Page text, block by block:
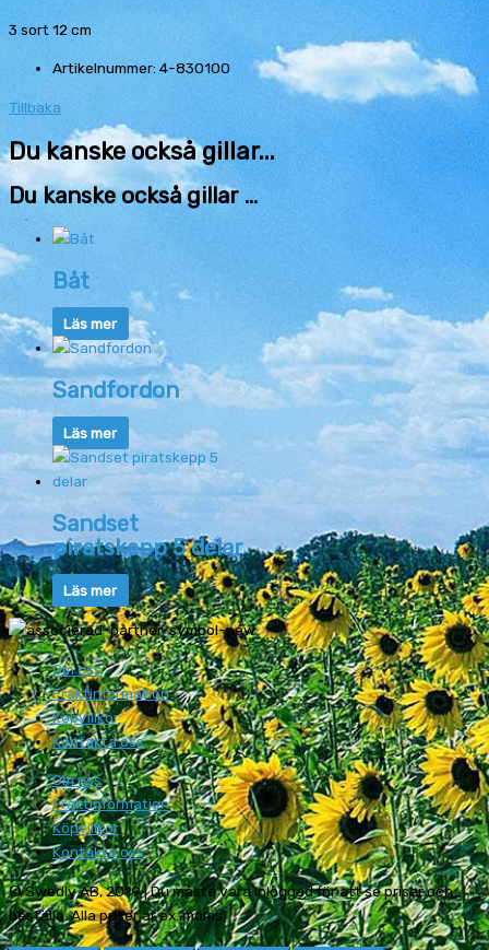
3 sort 12 cm
Artikelnummer: 4-830100
Tillbaka
Du kanske också gillar...
Du kanske också gillar …
Båt
Läs mer
Sandfordon
Läs mer
Sandset
piratskepp 5 delar
Läs mer
Om oss
Fraktinformation
Köpvillkor
Kontakta oss
Om oss
Fraktinformation
Köpvillkor
Kontakta oss
© Swedly AB, 2019 | Du måste vara inloggad för att se priser och
beställa. Alla priser är ex. moms.